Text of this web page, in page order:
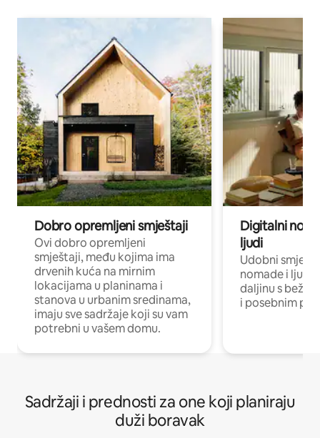
Dobro opremljeni smještaji
Ovi dobro opremljeni
smještaji, među kojima ima
drvenih kuća na mirnim
lokacijama u planinama i
stanova u urbanim sredinama,
imaju sve sadržaje koji su vam
potrebni u vašem domu.
Digitalni
ljudi
Udobni
nomade i ljude
daljinu s
i posebnim
Sadržaji i prednosti za one koji planiraju
duži boravak